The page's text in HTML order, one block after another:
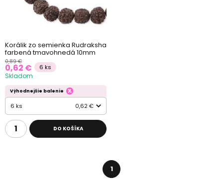
Korálik zo semienka Rudraksha
farbená tmavohnedá 10mm
0,89 €
0,62 € 6 ks
Skladom
Výhodnejšie balenie
6 ks 0,62 €
DO KOŠÍKA
1